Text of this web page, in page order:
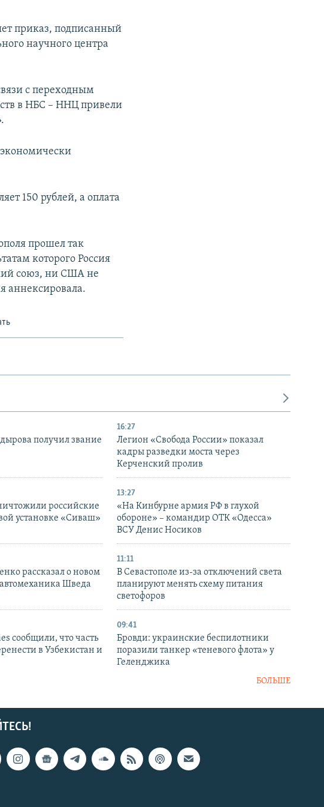
приказ, подписанный
научного центра
с переходным
в НБС – ННЦ привели
150 рублей, а оплата
прошел так
которого Россия
союз, ни США не
аннексировала.
получил звание
16:27
Легион «Свобода России» показал
кадры разведки моста через
Керченский пролив
российские
установке «Сиваш»
13:27
«На Кинбурне армия РФ в глухой
обороне» – командир ОТК «Одесса»
ВСУ Денис Носиков
рассказал о новом
Шведа
11:11
В Севастополе из-за отключений света
планируют менять схему питания
светофоров
сообщили, что часть
в Узбекистан и
09:41
Бровди: украинские беспилотники
поразили танкер «теневого флота» у
Геленджика
БОЛЬШЕ